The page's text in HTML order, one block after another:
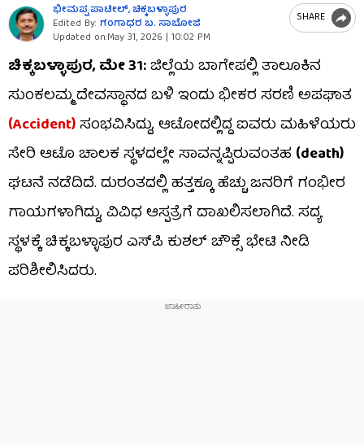
ಭೀಮಪ್ಪ ಪಾಟೀಲ್​, ಚಿಕ್ಕಬಳ್ಳಾಪುರ
Edited By: ಗಂಗಾಧರ​ ಬ. ಸಾಬೋಜಿ
Updated on:May 31, 2026 | 10:02 PM
SHARE
ಚಿಕ್ಕಬಳ್ಳಾಪುರ, ಮೇ 31:ಜಿಲ್ಲೆಯ ಬಾಗೇಪಲ್ಲಿ ತಾಲೂಕಿನ
ಸುಂಕಲಮ್ಮ ದೇವಸ್ಥಾನದ ಬಳಿ ಇಂದು ಭೀಕರ ಸರಣಿ ಅಪಘಾತ
(Accident)ಸಂಭವಿಸಿದ್ದು, ಆಟೋದಲ್ಲಿದ್ದ ಐವರು ಮಹಿಳೆಯರು
ಸೇರಿ ಆಟೊ ಚಾಲಕ ಸ್ಥಳದಲ್ಲೇ ಸಾವನ್ನಪ್ಪಿರುವಂತಹ (death)
ಘಟನೆ ನಡೆದಿದೆ. ದುರಂತದಲ್ಲಿ ಹತ್ತಕ್ಕೂ ಹೆಚ್ಚು ಜನರಿಗೆ ಗಂಭೀರ
ಗಾಯಗಳಾಗಿದ್ದು, ವಿವಿಧ ಆಸ್ಪತ್ರೆಗೆ ದಾಖಲಿಸಲಾಗಿದೆ. ಸದ್ಯ
ಸ್ಥಳಕ್ಕೆ ಚಿಕ್ಕಬಳ್ಳಾಪುರ ಎಸ್​​ಪಿ ಕುಶಲ್ ಚೌಕ್ಸೆ ಭೇಟಿ‌ ನೀಡಿ
ಪರಿಶೀಲಿಸಿದರು.